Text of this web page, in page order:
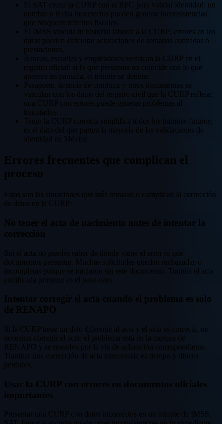
El SAT cruza la CURP con el RFC para validar identidad: un
nombre o fecha incorrectos pueden generar inconsistencias
El IMSS vincula tu historial laboral a la CURP; errores en los
datos pueden dificultar aclaraciones de semanas cotizadas o
Bancos, escuelas y empleadores verifican la CURP en el
registro oficial: si lo que presentas no coincide con lo que
Pasaporte, licencia de conducir y otros documentos se
vinculan con los datos del registro civil que la CURP refleja;
una CURP con errores puede generar problemas al
Tener la CURP correcta simplifica todos los trámites futuros;
es el dato del que parten la mayoría de las validaciones de
Errores frecuentes que complican el
Estas son las situaciones que más retrasan o complican la corrección
No tener el acta de nacimiento antes de intentar la
Sin el acta no puedes saber de dónde viene el error ni qué
documentos presentar. Muchas solicitudes quedan rechazadas o
incompletas porque se iniciaron sin este documento. Tramita el acta
Intentar corregir el acta cuando el problema es solo
Si la CURP tiene un dato diferente al acta y el acta es correcta, no
necesitas corregir el acta: el problema está en la captura de
RENAPO y se resuelve por la vía de aclaración correspondiente.
Tramitar una corrección de acta innecesaria es tiempo y dinero
Usar la CURP con errores en documentos oficiales
Presentar una CURP con datos incorrectos en un trámite de IMSS,